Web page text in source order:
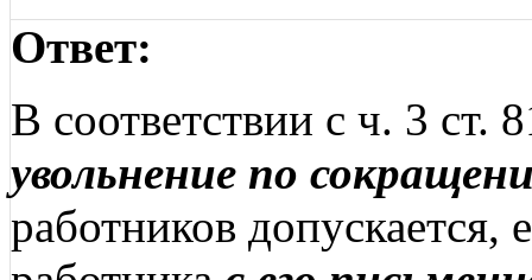
Ответ:
В соответствии с ч. 3 ст.
увольнение по
работников допускается,